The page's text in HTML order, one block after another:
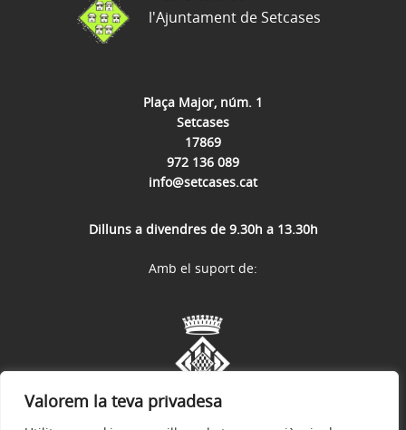
Valorem la teva privadesa
Plaça Major, núm. 1
Setcases
17869
972 136 089
info@setcases.cat
Dilluns a divendres de 9.30h a 13.30h
l'Ajuntament de Setcases
Amb el suport de: